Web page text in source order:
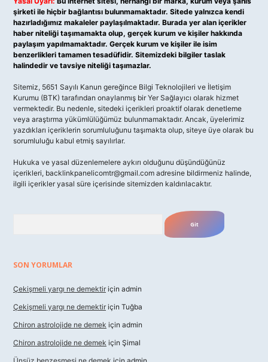
şirketi ile hiçbir bağlantısı bulunmamaktadır. Sitede yalnızca kendi
hazırladığımız makaleler paylaşılmaktadır. Burada yer alan içerikler
haber niteliği taşımamakta olup, gerçek kurum ve kişiler hakkında
paylaşım yapılmamaktadır. Gerçek kurum ve kişiler ile isim
benzerlikleri tamamen tesadüfidir. Sitemizdeki bilgiler taslak
halindedir ve tavsiye niteliği taşımazlar.
Sitemiz, 5651 Sayılı Kanun gereğince Bilgi Teknolojileri ve İletişim
Kurumu (BTK) tarafından onaylanmış bir Yer Sağlayıcı olarak hizmet
vermektedir. Bu nedenle, sitedeki içerikleri proaktif olarak denetleme
veya araştırma yükümlülüğümüz bulunmamaktadır. Ancak, üyelerimiz
yazdıkları içeriklerin sorumluluğunu taşımakta olup, siteye üye olarak bu
sorumluluğu kabul etmiş sayılırlar.
Hukuka ve yasal düzenlemelere aykırı olduğunu düşündüğünüz
içerikleri, backlinkpanelicomtr@gmail.com adresine bildirmeniz halinde,
ilgili içerikler yasal süre içerisinde sitemizden kaldırılacaktır.
SON YORUMLAR
Çekişmeli yargı ne demektir için admin
Çekişmeli yargı ne demektir için Tuğba
Chiron astrolojide ne demek için admin
Chiron astrolojide ne demek için Şimal